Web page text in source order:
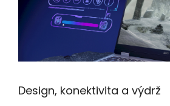
Design, konektivita a výdrž